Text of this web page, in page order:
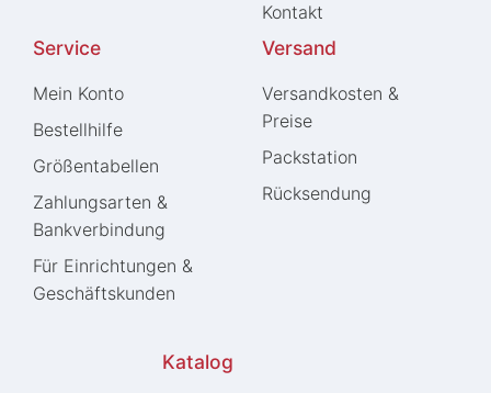
Kontakt
Service
Mein Konto
Bestellhilfe
Größentabellen
Zahlungsarten &
Bankverbindung
Für Einrichtungen &
Geschäftskunden
Versand
Versandkosten &
Preise
Packstation
Rücksendung
Katalog